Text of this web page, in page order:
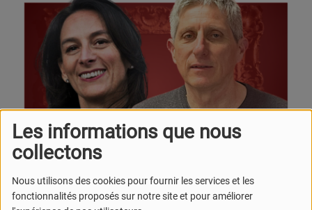
Les informations que nous
collectons
Nous utilisons des cookies pour fournir les services et les
fonctionnalités proposés sur notre site et pour améliorer